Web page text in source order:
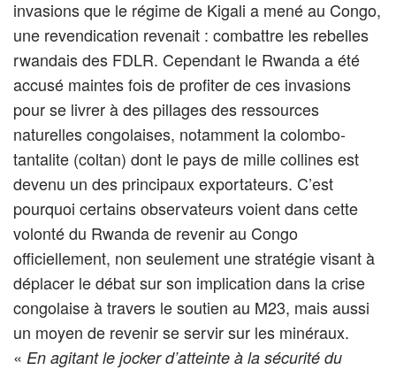
invasions que le régime de Kigali a mené au Congo,
une revendication revenait : combattre les rebelles
rwandais des FDLR. Cependant le Rwanda a été
accusé maintes fois de profiter de ces invasions
pour se livrer à des pillages des ressources
naturelles congolaises, notamment la colombo-
tantalite (coltan) dont le pays de mille collines est
devenu un des principaux exportateurs. C’est
pourquoi certains observateurs voient dans cette
volonté du Rwanda de revenir au Congo
officiellement, non seulement une stratégie visant à
déplacer le débat sur son implication dans la crise
congolaise à travers le soutien au M23, mais aussi
un moyen de revenir se servir sur les minéraux.
« En agitant le jocker d’atteinte à la sécurité du